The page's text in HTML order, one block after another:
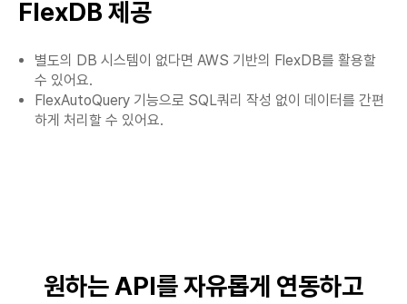
FlexDB 제공
별도의 DB 시스템이 없다면 AWS 기반의 FlexDB를 활용할
수 있어요.
FlexAutoQuery 기능으로 SQL쿼리 작성 없이 데이터를 간편
하게 처리할 수 있어요.
원하는 API를 자유롭게 연동하고